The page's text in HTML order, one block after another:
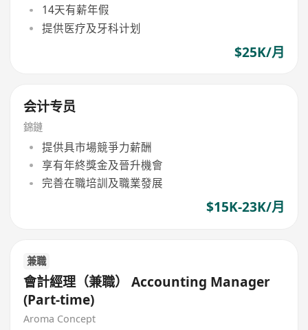
14天有薪年假
提供医疗及牙科计划
$25K/月
会计专员
錦鏈
提供具市場競爭力薪酬
享有年終獎金及晉升機會
完善在職培訓及職業發展
$15K-23K/月
兼職
會計經理（兼職） Accounting Manager
(Part-time)
Aroma Concept